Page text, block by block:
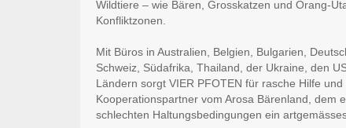
Wildtiere – wie Bären, Grosskatzen und Orang-
Konfliktzonen.
Mit Büros in Australien, Belgien, Bulgarien,
Schweiz, Südafrika, Thailand, der Ukraine, den
Ländern sorgt VIER PFOTEN für rasche Hilfe
Kooperationspartner vom Arosa Bärenland, dem
schlechten Haltungsbedingungen ein